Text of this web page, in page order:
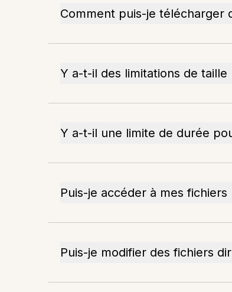
Comment puis-je télécharger
Y a-t-il des limitations de
Y a-t-il une limite de durée
Puis-je accéder à mes fichiers
Puis-je modifier des fichiers